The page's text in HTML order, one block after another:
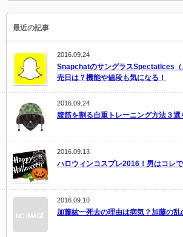
最近の記事
2016.09.24
SnapchatのサングラスSpectatlces（
売日は？機能や値段も気になる！
2016.09.24
腹筋を割る自重トレーニング方法３選
2016.09.13
ハロウィンコスプレ2016！男はコレで
2016.09.10
加藤紘一死去の理由は病気？加藤の乱